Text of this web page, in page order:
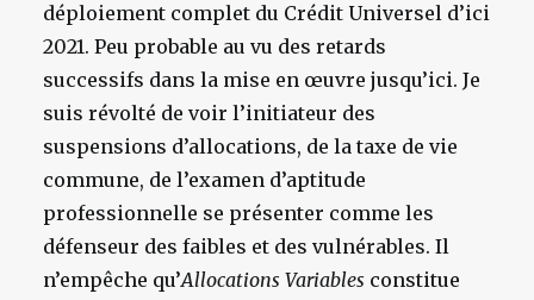
déploiement complet du Crédit Universel d’ici
2021. Peu probable au vu des retards
successifs dans la mise en œuvre jusqu’ici. Je
suis révolté de voir l’initiateur des
suspensions d’allocations, de la taxe de vie
commune, de l’examen d’aptitude
professionnelle se présenter comme les
défenseur des faibles et des vulnérables. Il
n’empêche qu’Allocations Variables constitue